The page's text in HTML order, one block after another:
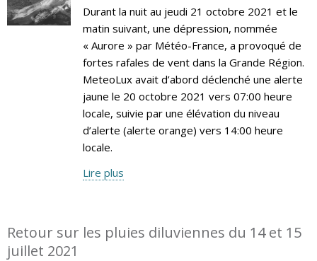
Durant la nuit au jeudi 21 octobre 2021 et le
matin suivant, une dépression, nommée
« Aurore » par Météo-France, a provoqué de
fortes rafales de vent dans la Grande Région.
MeteoLux avait d’abord déclenché une alerte
jaune le 20 octobre 2021 vers 07:00 heure
locale, suivie par une élévation du niveau
d’alerte (alerte orange) vers 14:00 heure
locale.
Lire plus
Retour sur les pluies diluviennes du 14 et 15
juillet 2021